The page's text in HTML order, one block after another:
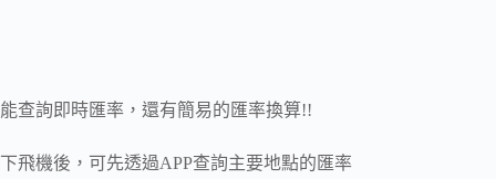
能查詢即時匯率，還有簡易的匯率換算!!
下飛機後，可先透過APP查詢主要地點的匯率